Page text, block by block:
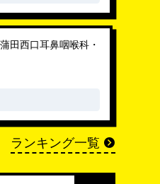
田西口耳鼻咽喉科・
ランキング一覧